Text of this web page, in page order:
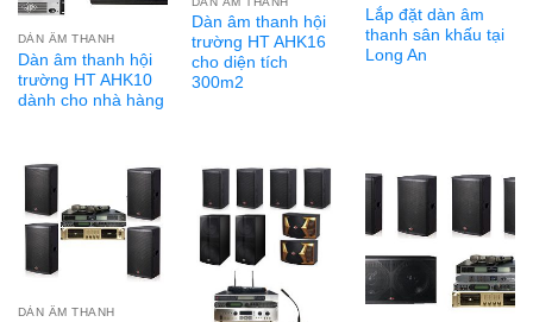
DÀN ÂM THANH
Dàn âm thanh hội
trường HT AHK10
dành cho nhà hàng
Dàn âm thanh hội
trường HT AHK16
cho diện tích
300m2
Lắp đặt dàn âm
thanh sân khấu tại
Long An
DÀN ÂM THANH